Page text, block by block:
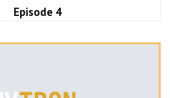
Episode 4